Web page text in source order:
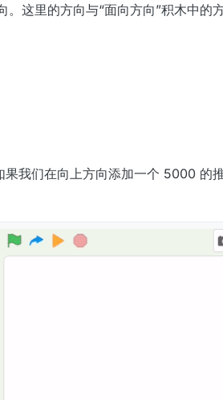
这里的方向与“面向方向”积木中的
我们在向上方向添加一个 5000 的